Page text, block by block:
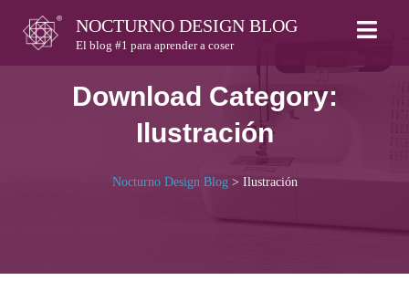
content
NOCTURNO DESIGN BLOG
El blog #1 para aprender a coser
Download Category:
Ilustración
Nocturno Design Blog> Ilustración